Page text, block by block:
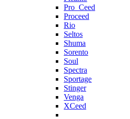
Pro_Ceed
Proceed
Rio
Seltos
Shuma
Sorento
Soul
Spectra
Sportage
Stinger
Venga
XCeed